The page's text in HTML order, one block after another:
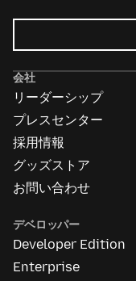
会社
リーダーシップ
プレスセンター
採用情報
グッズストア
お問い合わせ
デベロッパー
Developer Edition
Enterprise